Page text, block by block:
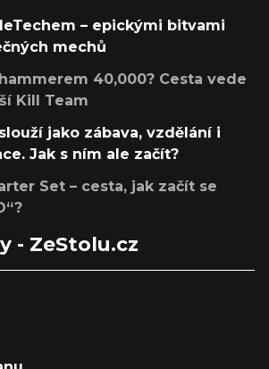
– epickými bitvami
mechů
40,000? Cesta vede
Kill Team
jako zábava, vzdělání i
Jak s ním ale začít?
Set – cesta, jak začít se
- ZeStolu.cz